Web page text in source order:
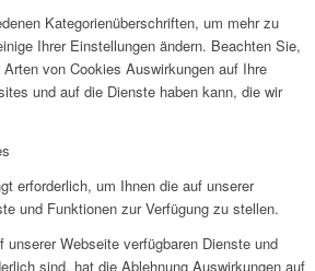
Kategorienüberschriften, um mehr zu
Ihrer Einstellungen ändern. Beachten Sie,
von Cookies Auswirkungen auf Ihre
und auf die Dienste haben kann, die wir
erforderlich, um Ihnen die auf unserer
und Funktionen zur Verfügung zu stellen.
unserer Webseite verfügbaren Dienste und
sind, hat die Ablehnung Auswirkungen auf